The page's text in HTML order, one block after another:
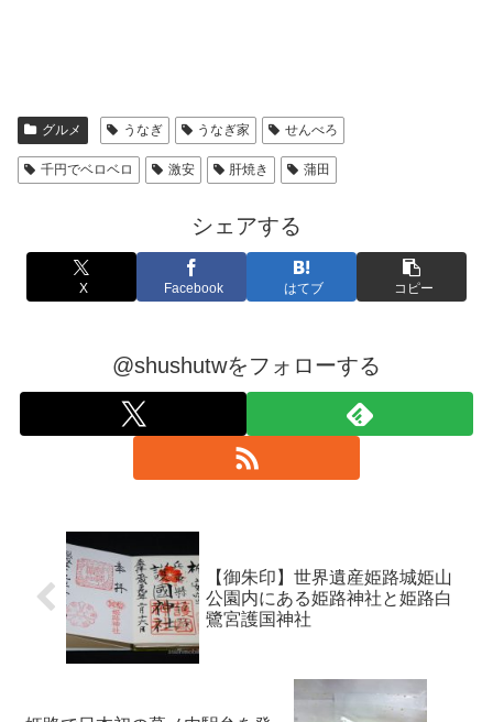
グルメ うなぎ うなぎ家 せんべろ
千円でベロベロ 激安 肝焼き 蒲田
シェアする
X Facebook はてブ コピー
@shushutwをフォローする
【御朱印】世界遺産姫路城姫山
公園内にある姫路神社と姫路白
鷺宮護国神社